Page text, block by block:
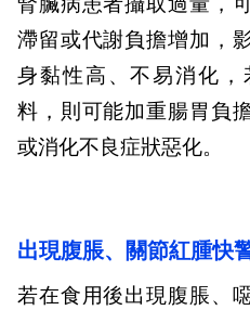
滯留或代謝負擔增加，
身黏性高、不易消化
料，則可能加重腸胃負
或消化不良症狀惡化。
出現腹脹、關節紅腫
若在食用後出現腹脹、